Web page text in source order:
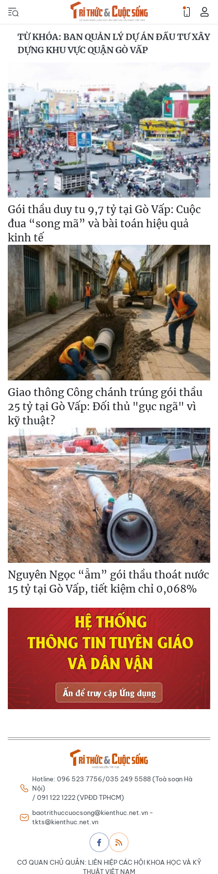
TỪ KHÓA: BAN QUẢN LÝ DỰ ÁN ĐẦU TƯ XÂY
DỰNG KHU VỰC QUẬN GÒ VẤP
Gói thầu duy tu 9,7 tỷ tại Gò Vấp: Cuộc
đua “song mã” và bài toán hiệu quả
kinh tế
Giao thông Công chánh trúng gói thầu
25 tỷ tại Gò Vấp: Đối thủ "gục ngã" vì
kỹ thuật?
Nguyên Ngọc “ẵm” gói thầu thoát nước
15 tỷ tại Gò Vấp, tiết kiệm chỉ 0,068%
Hotline: 096 523 7756/035 249 5588 (Toà soạn Hà
Nội)
/ 091 122 1222 (VPĐD TPHCM)
baotrithuccuocsong@kienthuc.net.vn -
tkts@kienthuc.net.vn
CƠ QUAN CHỦ QUẢN: LIÊN HIỆP CÁC HỘI KHOA HỌC VÀ KỸ
THUẬT VIỆT NAM